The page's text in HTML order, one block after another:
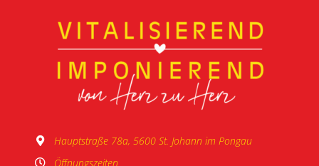
Hauptstraße 78a, 5600 St. Johann im Pongau
Öffnungszeiten